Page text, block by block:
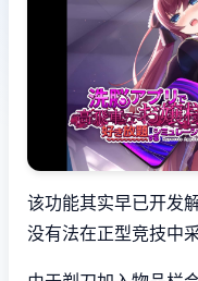
该功能其实早已开发
没有法在正型竞技中采